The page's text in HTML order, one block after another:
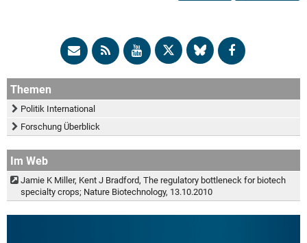
Themen
Politik International
Forschung Überblick
Im Web
Jamie K Miller, Kent J Bradford, The regulatory bottleneck for biotech
specialty crops; Nature Biotechnology, 13.10.2010